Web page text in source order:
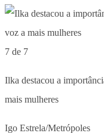
7 de 7
Ilka destacou a
mais mulheres
Igo Estrela/Metrópoles